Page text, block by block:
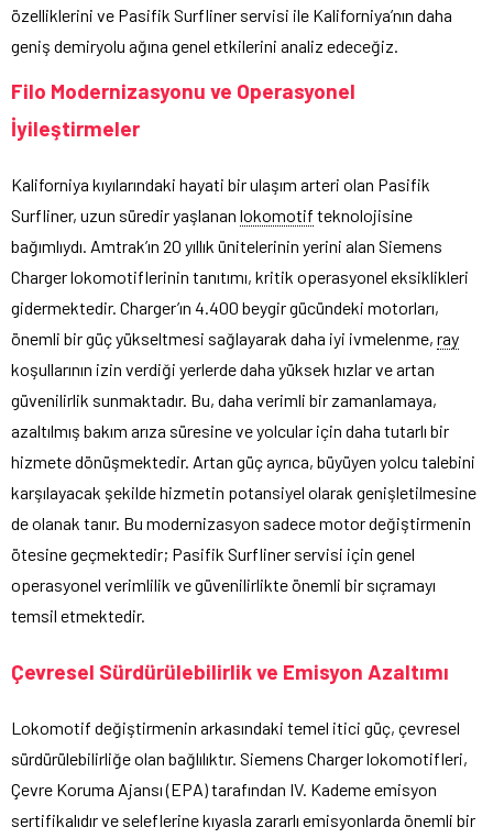
özelliklerini ve Pasifik Surfliner servisi ile Kaliforniya’nın daha
geniş demiryolu ağına genel etkilerini analiz edeceğiz.
Filo Modernizasyonu ve Operasyonel
İyileştirmeler
Kaliforniya kıyılarındaki hayati bir ulaşım arteri olan Pasifik
Surfliner, uzun süredir yaşlanan lokomotif teknolojisine
bağımlıydı. Amtrak’ın 20 yıllık ünitelerinin yerini alan Siemens
Charger lokomotiflerinin tanıtımı, kritik operasyonel eksiklikleri
gidermektedir. Charger’ın 4.400 beygir gücündeki motorları,
önemli bir güç yükseltmesi sağlayarak daha iyi ivmelenme, ray
koşullarının izin verdiği yerlerde daha yüksek hızlar ve artan
güvenilirlik sunmaktadır. Bu, daha verimli bir zamanlamaya,
azaltılmış bakım arıza süresine ve yolcular için daha tutarlı bir
hizmete dönüşmektedir. Artan güç ayrıca, büyüyen yolcu talebini
karşılayacak şekilde hizmetin potansiyel olarak genişletilmesine
de olanak tanır. Bu modernizasyon sadece motor değiştirmenin
ötesine geçmektedir; Pasifik Surfliner servisi için genel
operasyonel verimlilik ve güvenilirlikte önemli bir sıçramayı
temsil etmektedir.
Çevresel Sürdürülebilirlik ve Emisyon Azaltımı
Lokomotif değiştirmenin arkasındaki temel itici güç, çevresel
sürdürülebilirliğe olan bağlılıktır. Siemens Charger lokomotifleri,
Çevre Koruma Ajansı (EPA) tarafından IV. Kademe emisyon
sertifikalıdır ve seleflerine kıyasla zararlı emisyonlarda önemli bir